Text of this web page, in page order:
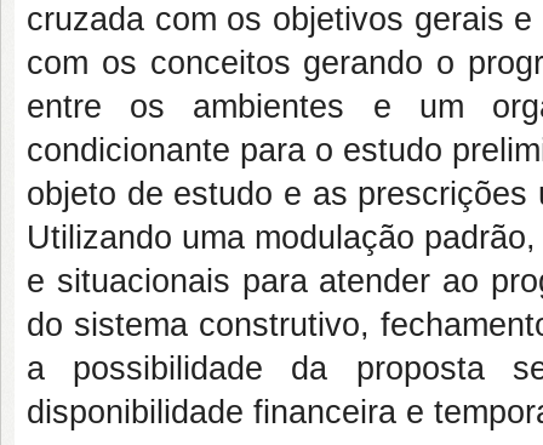
cruzada com os objetivos gerais
com os conceitos gerando o
entre os ambientes e um
condicionante para o estudo
objeto de estudo e as
Utilizando uma modulação
e situacionais para atender ao
do sistema construtivo,
a possibilidade da proposta
disponibilidade financeira e